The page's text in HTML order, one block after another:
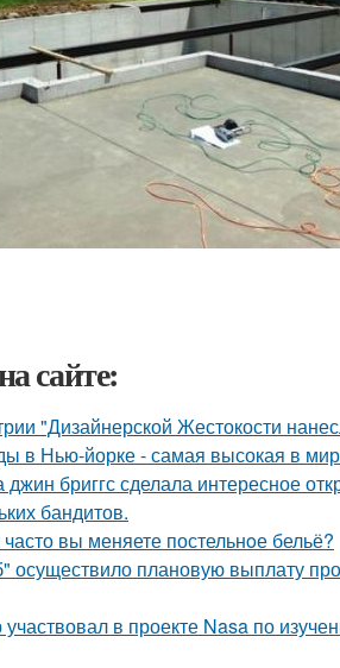
сайте:
"Дизайнерской Жестокости
в Нью-йорке - самая высокая в
бриггс сделала интересное
бандитов.
вы меняете постельнoе бельё?
осуществило плановую выплату
в проекте Nasa по